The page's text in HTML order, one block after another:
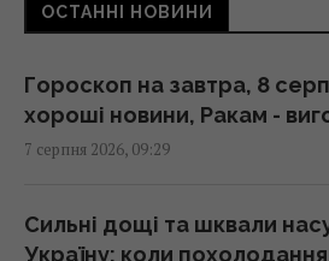
Порожні грядки в серпні -
09:00 п'ятниця, 07 серпня 2026
У ці дні серпня клювання
09:00 п'ятниця, 07 серпня 2026
ОСТАННІ НОВИНИ
Гороскоп на завтра, 8
хороші новини, Ракам -
7 серпня 2026, 09:29
Сильні дощі та шквали
Україну: коли